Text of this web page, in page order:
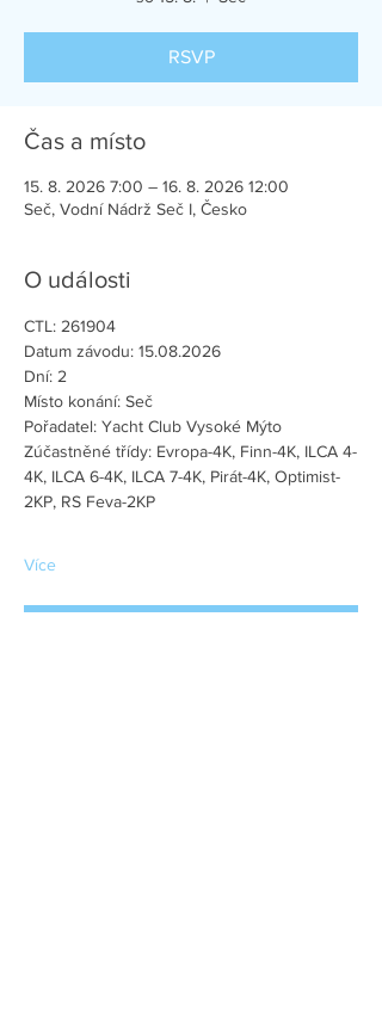
RSVP
Čas a místo
15. 8. 2026 7:00 – 16. 8. 2026 12:00
Seč, Vodní Nádrž Seč I, Česko
O události
CTL: 261904
Datum závodu: 15.08.2026
Dní: 2
Místo konání: Seč
Pořadatel: Yacht Club Vysoké Mýto
Zúčastněné třídy: Evropa-4K, Finn-4K, ILCA 4-
4K, ILCA 6-4K, ILCA 7-4K, Pirát-4K, Optimist-
2KP, RS Feva-2KP
Více